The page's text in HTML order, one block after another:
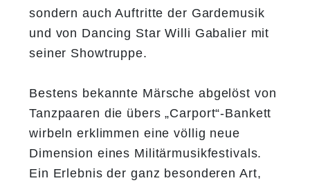
sondern auch Auftritte der Gardemusik
und von Dancing Star Willi Gabalier mit
seiner Showtruppe.
Bestens bekannte Märsche abgelöst von
Tanzpaaren die übers „Carport“-Bankett
wirbeln erklimmen eine völlig neue
Dimension eines Militärmusikfestivals.
Ein Erlebnis der ganz besonderen Art,